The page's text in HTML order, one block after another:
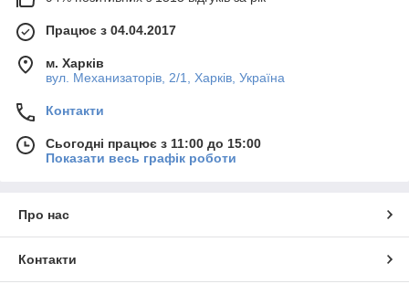
Працює з 04.04.2017
м. Харків
вул. Механизаторів, 2/1, Харків, Україна
Контакти
Сьогодні працює з 11:00 до 15:00
Показати весь графік роботи
Про нас
Контакти